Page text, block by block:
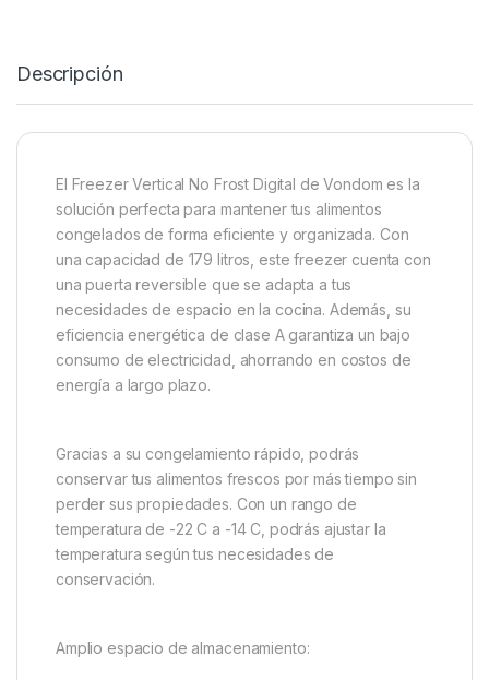
Descripción
El Freezer Vertical No Frost Digital de Vondom es la
solución perfecta para mantener tus alimentos
congelados de forma eficiente y organizada. Con
una capacidad de 179 litros, este freezer cuenta con
una puerta reversible que se adapta a tus
necesidades de espacio en la cocina. Además, su
eficiencia energética de clase A garantiza un bajo
consumo de electricidad, ahorrando en costos de
energía a largo plazo.
Gracias a su congelamiento rápido, podrás
conservar tus alimentos frescos por más tiempo sin
perder sus propiedades. Con un rango de
temperatura de -22 C a -14 C, podrás ajustar la
temperatura según tus necesidades de
conservación.
Amplio espacio de almacenamiento: